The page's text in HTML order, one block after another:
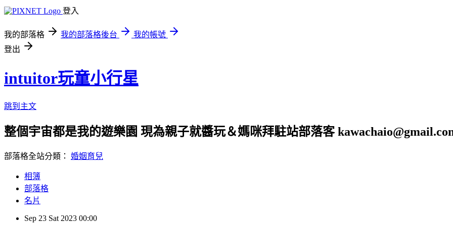
登入
我的部落格 我的部落格後台
我的帳號
登出
intuitor玩童小行星
跳到主文
整個宇宙都是我的遊樂園 現為親子就醬玩＆媽咪拜駐站部落客
部落格全站分類： 婚姻育兒
相簿
部落格
名片
Sep 23 Sat 2023 00:00